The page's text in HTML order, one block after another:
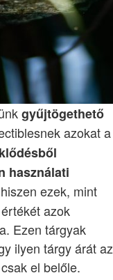
gyűjtögethető
azokat a
használati
ezek, mint
azok
Ezen tárgyak
ilyen tárgy árát az
el belőle.